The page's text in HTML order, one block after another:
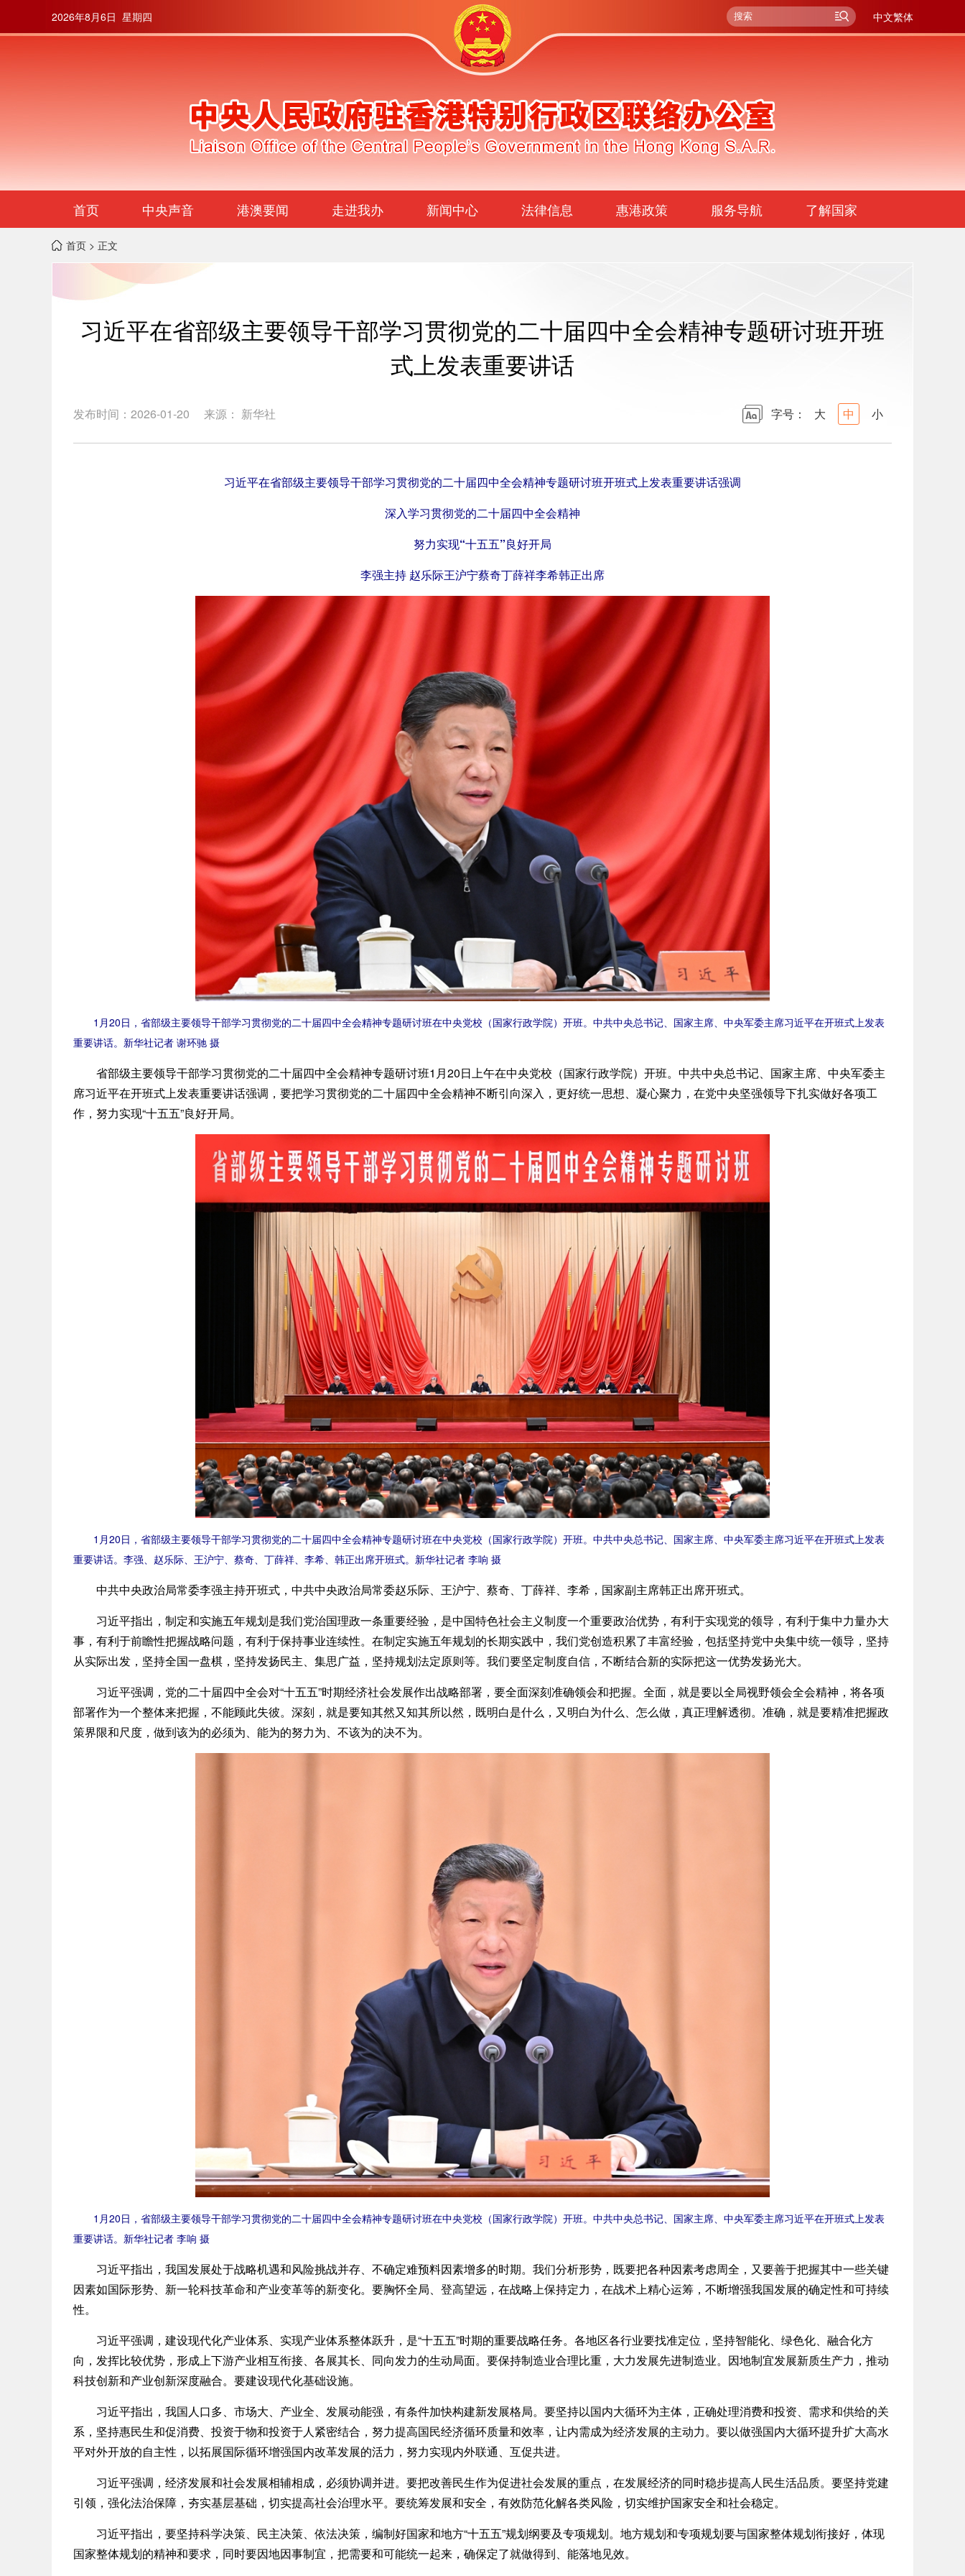
2026年8月6日 星期四 中文繁体
首页 中央声音 港澳要闻 走进我办 新闻中心 法律信息 惠港政策 服务导航 了解国家
首页 > 正文
习近平在省部级主要领导干部学习贯彻党的二十届四中全会精神专题研讨班开班
式上发表重要讲话
发布时间：2026-01-20 来源： 新华社 字号： 大 中 小
习近平在省部级主要领导干部学习贯彻党的二十届四中全会精神专题研讨班开班式上发表重要讲话强调
深入学习贯彻党的二十届四中全会精神
努力实现“十五五”良好开局
李强主持 赵乐际王沪宁蔡奇丁薛祥李希韩正出席
1月20日，省部级主要领导干部学习贯彻党的二十届四中全会精神专题研讨班在中央党校（国家行政学院）开班。中共中央总书记、国家主席、中央军委主席习近平在开班式上发表
重要讲话。新华社记者 谢环驰 摄
省部级主要领导干部学习贯彻党的二十届四中全会精神专题研讨班1月20日上午在中央党校（国家行政学院）开班。中共中央总书记、国家主席、中央军委主
席习近平在开班式上发表重要讲话强调，要把学习贯彻党的二十届四中全会精神不断引向深入，更好统一思想、凝心聚力，在党中央坚强领导下扎实做好各项工
作，努力实现“十五五”良好开局。
1月20日，省部级主要领导干部学习贯彻党的二十届四中全会精神专题研讨班在中央党校（国家行政学院）开班。中共中央总书记、国家主席、中央军委主席习近平在开班式上发表
重要讲话。李强、赵乐际、王沪宁、蔡奇、丁薛祥、李希、韩正出席开班式。新华社记者 李响 摄
中共中央政治局常委李强主持开班式，中共中央政治局常委赵乐际、王沪宁、蔡奇、丁薛祥、李希，国家副主席韩正出席开班式。
习近平指出，制定和实施五年规划是我们党治国理政一条重要经验，是中国特色社会主义制度一个重要政治优势，有利于实现党的领导，有利于集中力量办大
事，有利于前瞻性把握战略问题，有利于保持事业连续性。在制定实施五年规划的长期实践中，我们党创造积累了丰富经验，包括坚持党中央集中统一领导，坚持
从实际出发，坚持全国一盘棋，坚持发扬民主、集思广益，坚持规划法定原则等。我们要坚定制度自信，不断结合新的实际把这一优势发扬光大。
习近平强调，党的二十届四中全会对“十五五”时期经济社会发展作出战略部署，要全面深刻准确领会和把握。全面，就是要以全局视野领会全会精神，将各项
部署作为一个整体来把握，不能顾此失彼。深刻，就是要知其然又知其所以然，既明白是什么，又明白为什么、怎么做，真正理解透彻。准确，就是要精准把握政
策界限和尺度，做到该为的必须为、能为的努力为、不该为的决不为。
1月20日，省部级主要领导干部学习贯彻党的二十届四中全会精神专题研讨班在中央党校（国家行政学院）开班。中共中央总书记、国家主席、中央军委主席习近平在开班式上发表
重要讲话。新华社记者 李响 摄
习近平指出，我国发展处于战略机遇和风险挑战并存、不确定难预料因素增多的时期。我们分析形势，既要把各种因素考虑周全，又要善于把握其中一些关键
因素如国际形势、新一轮科技革命和产业变革等的新变化。要胸怀全局、登高望远，在战略上保持定力，在战术上精心运筹，不断增强我国发展的确定性和可持续
性。
习近平强调，建设现代化产业体系、实现产业体系整体跃升，是“十五五”时期的重要战略任务。各地区各行业要找准定位，坚持智能化、绿色化、融合化方
向，发挥比较优势，形成上下游产业相互衔接、各展其长、同向发力的生动局面。要保持制造业合理比重，大力发展先进制造业。因地制宜发展新质生产力，推动
科技创新和产业创新深度融合。要建设现代化基础设施。
习近平指出，我国人口多、市场大、产业全、发展动能强，有条件加快构建新发展格局。要坚持以国内大循环为主体，正确处理消费和投资、需求和供给的关
系，坚持惠民生和促消费、投资于物和投资于人紧密结合，努力提高国民经济循环质量和效率，让内需成为经济发展的主动力。要以做强国内大循环提升扩大高水
平对外开放的自主性，以拓展国际循环增强国内改革发展的活力，努力实现内外联通、互促共进。
习近平强调，经济发展和社会发展相辅相成，必须协调并进。要把改善民生作为促进社会发展的重点，在发展经济的同时稳步提高人民生活品质。要坚持党建
引领，强化法治保障，夯实基层基础，切实提高社会治理水平。要统筹发展和安全，有效防范化解各类风险，切实维护国家安全和社会稳定。
习近平指出，要坚持科学决策、民主决策、依法决策，编制好国家和地方“十五五”规划纲要及专项规划。地方规划和专项规划要与国家整体规划衔接好，体现
国家整体规划的精神和要求，同时要因地因事制宜，把需要和可能统一起来，确保定了就做得到、能落地见效。